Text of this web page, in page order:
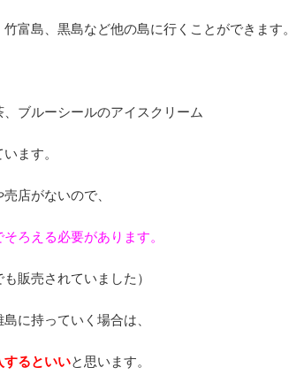
富島、黒島など他の島に行くことができます。
ブルーシールのアイスクリーム
ます。
店がないので、
ろえる必要があります。
販売されていました）
に持っていく場合は、
するといいと思います。